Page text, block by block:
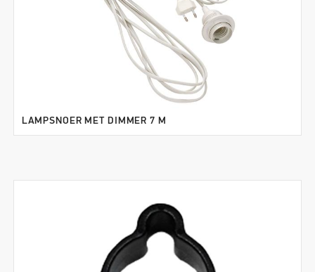
LAMPSNOER MET DIMMER 7 M